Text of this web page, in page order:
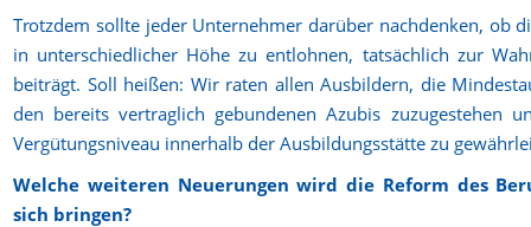
Trotzdem sollte jeder Unternehmer darüber nachdenken, ob
in unterschiedlicher Höhe zu entlohnen, tatsächlich zur
beiträgt. Soll heißen: Wir raten allen Ausbildern, die
den bereits vertraglich gebundenen Azubis zuzugestehen
Vergütungsniveau innerhalb der Ausbildungsstätte zu
Welche weiteren Neuerungen wird die Reform des
sich bringen?